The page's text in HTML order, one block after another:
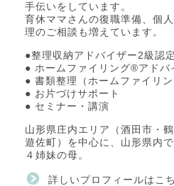
手伝いをしています。
育休ママさんの復職準備、個
理のご相談も増えています。
●整理収納アドバイザー2級認
● ホームファイリング®アドバ
● 書類整理（ホームファイリ
● お片づけサポート
● セミナー・講演
山形県庄内エリア（酒田市・
遊佐町）を中心に、山形県内で
４姉妹の母。
詳しいプロフィールはこ